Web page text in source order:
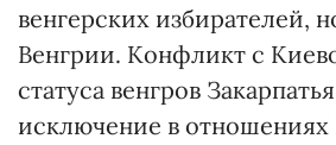
венгерских избирателей,
Венгрии. Конфликт с
статуса венгров
исключение в отношениях